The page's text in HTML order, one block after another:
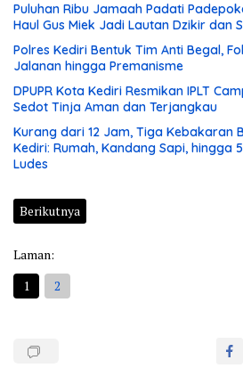
Puluhan Ribu Jamaah Padati
Haul Gus Miek Jadi Lautan Dzikir dan
Polres Kediri Bentuk Tim Anti Begal,
Jalanan hingga Premanisme
DPUPR Kota Kediri Resmikan IPLT
Sedot Tinja Aman dan Terjangkau
Kurang dari 12 Jam, Tiga Kebakaran
Kediri: Rumah, Kandang Sapi, hingga
Ludes
Berikutnya
Laman:
1
2